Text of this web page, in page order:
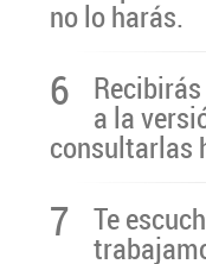
no lo harás.
6 a la
consultarlas
7 Te